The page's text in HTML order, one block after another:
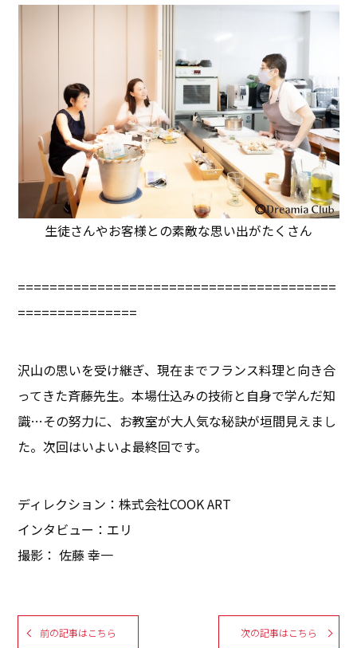
生徒さんやお客様との素敵な思い出がたくさん
========================================
===============
沢山の思いを受け継ぎ、現在までフランス料理と向き合
ってきた斉藤先生。本場仕込みの技術と自身で学んだ知
識…その努力に、お教室が大人気な秘訣が垣間見えまし
た。次回はいよいよ最終回です。
ディレクション：株式会社COOK ART
インタビュー：エリ
撮影： 佐藤 幸一
前の記事はこちら 次の記事はこちら